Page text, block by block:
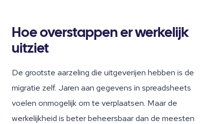
Hoe overstappen er werkelijk
uitziet
De grootste aarzeling die uitgeverijen hebben is de
migratie zelf. Jaren aan gegevens in spreadsheets
voelen onmogelijk om te verplaatsen. Maar de
werkelijkheid is beter beheersbaar dan de meesten